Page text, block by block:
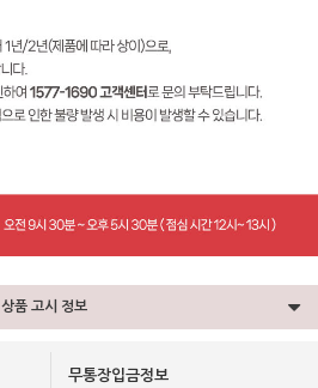
상품 고시 정보
무통장입금정보